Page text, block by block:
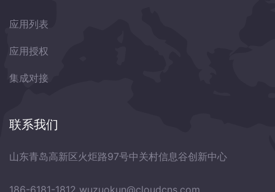
应用列表
应用授权
集成对接
联系我们
山东青岛高新区火炬路97号中关村信息谷创新中心
186-6181-1812 wuzuokun@cloudcns.com